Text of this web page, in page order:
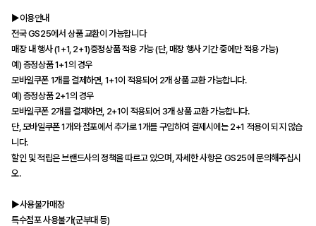
▶이용안내
전국 GS25에서 상품 교환이 가능합니다
매장 내 행사 (1+1, 2+1)증정상품 적용 가능 (단, 매장 행사 기간 중에만 적용 가능)
예) 증정상품 1+1의 경우
모바일쿠폰 1개를 결제하면, 1+1이 적용되어 2개 상품 교환 가능합니다.
예) 증정상품 2+1의 경우
모바일쿠폰 2개를 결제하면, 2+1이 적용되어 3개 상품 교환 가능합니다.
단, 모바일쿠폰 1개와 점포에서 추가로 1개를 구입하여 결제시에는 2+1 적용이 되지 않습
니다.
할인 및 적립은 브랜드사의 정책을 따르고 있으며, 자세한 사항은 GS25에 문의해주십시
오.
▶사용불가매장
특수점포 사용불가(군부대 등)